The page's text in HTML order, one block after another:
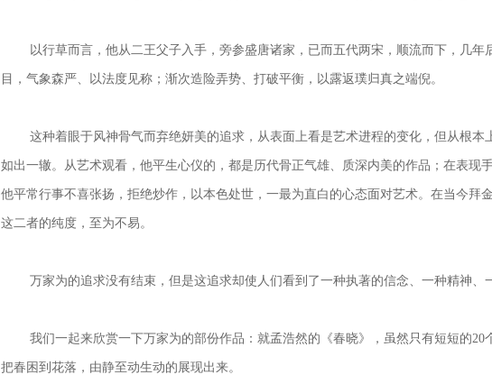
以行草而言，他从二王父子入手，旁参盛唐诸家，已而五代两宋，顺流而下，几
目，气象森严、以法度见称；渐次造险弄势、打破平衡，以露返璞归真之端倪。
这种着眼于风神骨气而弃绝妍美的追求，从表面上看是艺术进程的变化，但从根
如出一辙。从艺术观看，他平生心仪的，都是历代骨正气雄、质深内美的作品；在表现
他平常行事不喜张扬，拒绝炒作，以本色处世，一最为直白的心态面对艺术。在当今拜
这二者的纯度，至为不易。
万家为的追求没有结束，但是这追求却使人们看到了一种执著的信念、一种精神、
我们一起来欣赏一下万家为的部份作品：就孟浩然的《春晓》，虽然只有短短的20
把春困到花落，由静至动生动的展现出来。